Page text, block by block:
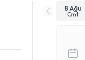
8 Ağu
Cmt